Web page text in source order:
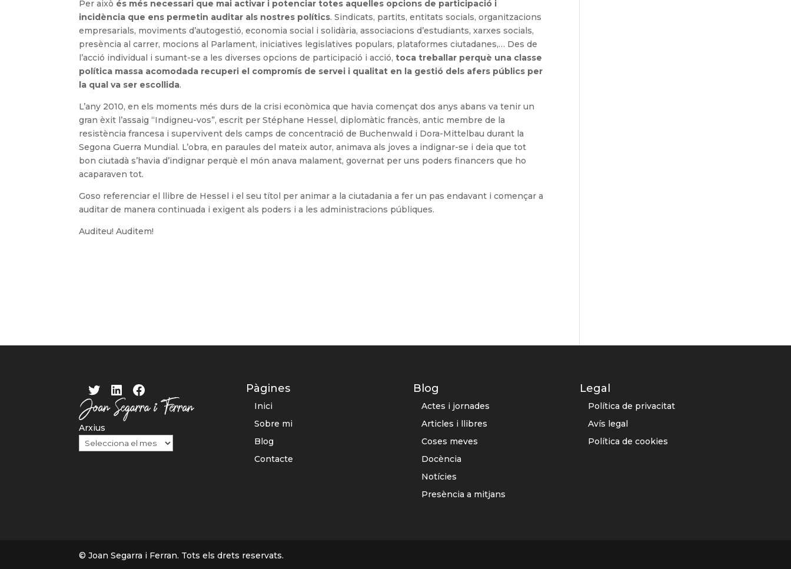
Per això és més necessari que mai activar i potenciar totes aquelles opcions de participació i
incidència que ens permetin auditar als nostres polítics. Sindicats, partits, entitats socials, organitzacions
empresarials, moviments d’autogestió, economia social i solidària, associacions d’estudiants, xarxes socials,
presència al carrer, mocions al Parlament, iniciatives legislatives populars, plataformes ciutadanes,… Des de
l’acció individual i sumant-se a les diverses opcions de participació i acció,toca treballar perquè una classe
política massa acomodada recuperi el compromís de servei i qualitat en la gestió dels afers públics per
la qual va ser escollida.
L’any 2010, en els moments més durs de la crisi econòmica que havia començat dos anys abans va tenir un
gran èxit l’assaig “Indigneu-vos”, escrit per Stéphane Hessel, diplomàtic francès, antic membre de la
resistència francesa i supervivent dels camps de concentració de Buchenwald i Dora-Mittelbau durant la
Segona Guerra Mundial. L’obra, en paraules del mateix autor, animava als joves a indignar-se i deia que tot
bon ciutadà s’havia d’indignar perquè el món anava malament, governat per uns poders financers que ho
acaparaven tot.
Goso referenciar el llibre de Hessel i el seu títol per animar a la ciutadania a fer un pas endavant i començar a
auditar de manera continuada i exigent als poders i a les administracions públiques.
Auditeu! Auditem!
Twitter LinkedIn Facebook
Arxius
Pàgines
Inici
Sobre mi
Blog
Contacte
Blog
Actes i jornades
Articles i llibres
Coses meves
Docència
Notícies
Presència a mitjans
Legal
Política de privacitat
Avís legal
Política de cookies
© Joan Segarra i Ferran. Tots els drets reservats.